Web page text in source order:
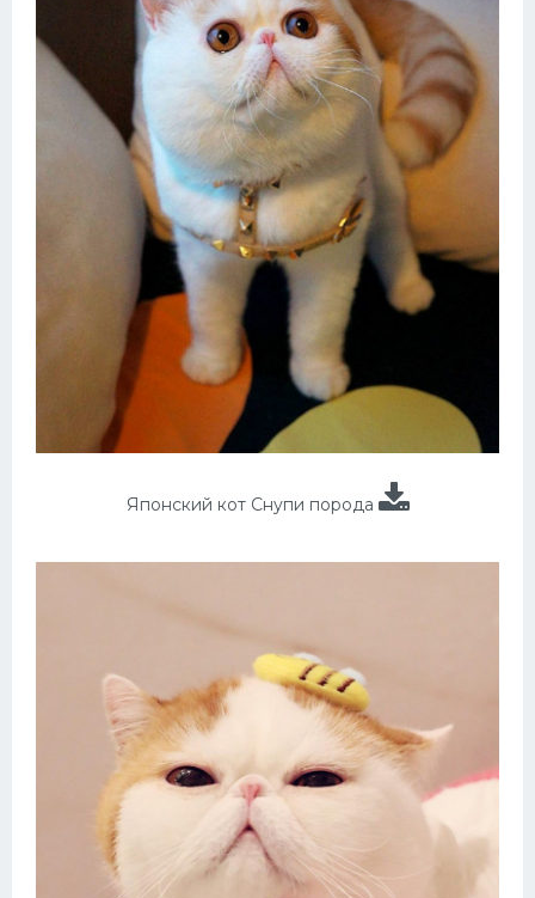
Японский кот Снупи порода